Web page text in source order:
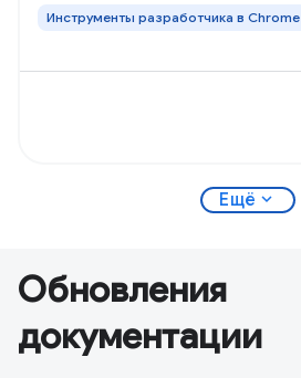
Инструменты разработчика в Chrome
Ещё expand_more
Обновления
документации